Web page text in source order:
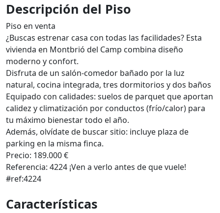
Descripción del Piso
Piso en venta
¿Buscas estrenar casa con todas las facilidades? Esta
vivienda en Montbrió del Camp combina diseño
moderno y confort.
Disfruta de un salón-comedor bañado por la luz
natural, cocina integrada, tres dormitorios y dos baños
Equipado con calidades: suelos de parquet que aportan
calidez y climatización por conductos (frío/calor) para
tu máximo bienestar todo el año.
Además, olvídate de buscar sitio: incluye plaza de
parking en la misma finca.
Precio: 189.000 €
Referencia: 4224 ¡Ven a verlo antes de que vuele!
#ref:4224
Características